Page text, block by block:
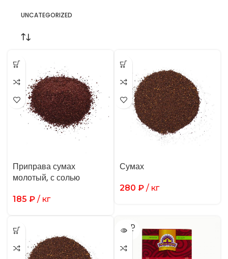
UNCATEGORIZED
Приправа сумах
молотый, с солью
185 ₽ / кг
Сумах
280 ₽ / кг
SOLD
OUT